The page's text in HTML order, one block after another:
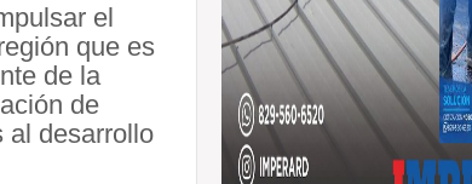
el
que es
de la
de
al desarrollo